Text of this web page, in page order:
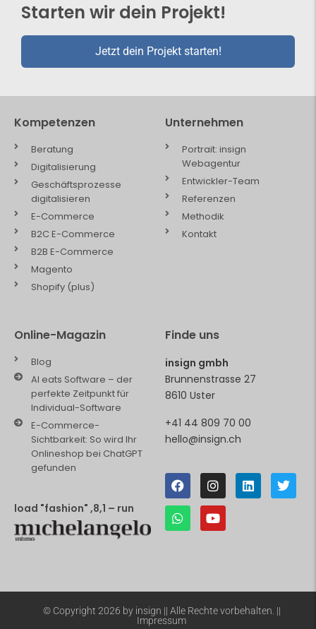
Starten wir dein Projekt!
Jetzt dein Projekt starten!
Kompetenzen
Beratung
Digitalisierung
Geschäftsprozesse
digitalisieren
E-Commerce
B2C E-Commerce
B2B E-Commerce
Magento
Shopify (plus)
Unternehmen
Portrait: insign
Webagentur
Entwickler-Team
Referenzen
Methodik
Kontakt
Online-Magazin
Blog
AI eats Software – der
perfekte Zeitpunkt für
Individual-Software
E-Commerce-
Sichtbarkeit: So wird Ihr
Onlineshop bei ChatGPT
gefunden
load "fashion" ,8,1 – run
Finde uns
insign gmbh
Brunnenstrasse 27
8610 Uster
+41 44 809 70 00
hello@insign.ch
© Copyright 2026 by insign || Alle Rechte vorbehalten. ||
Impressum